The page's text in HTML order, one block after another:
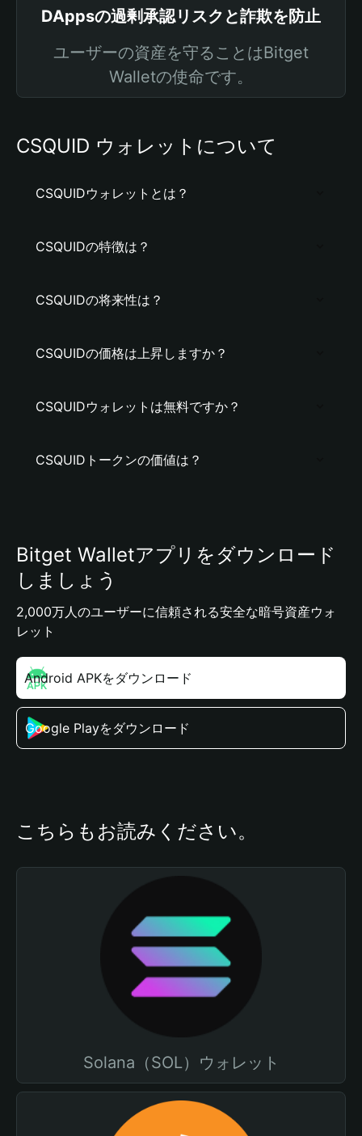
DAppsの過剰承認リスクと詐欺を防止
ユーザーの資産を守ることはBitget
Walletの使命です。
CSQUID ウォレットについて
CSQUIDウォレットとは？
CSQUIDの特徴は？
CSQUIDの将来性は？
CSQUIDの価格は上昇しますか？
CSQUIDウォレットは無料ですか？
CSQUIDトークンの価値は？
Bitget Walletアプリをダウンロード
しましょう
2,000万人のユーザーに信頼される安全な暗号資産ウォ
レット
Android APKをダウンロード
Google Playをダウンロード
こちらもお読みください。
Solana（SOL）ウォレット